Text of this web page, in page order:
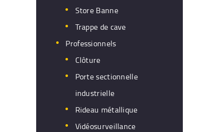
Store Banne
Trappe de cave
Professionnels
Clôture
Porte sectionnelle
industrielle
Rideau métallique
Vidéosurveillance